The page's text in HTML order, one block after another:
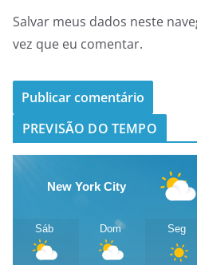
Salvar meus dados neste
vez que eu comentar.
PREVISÃO DO TEMPO
New York City
Sáb Dom Seg